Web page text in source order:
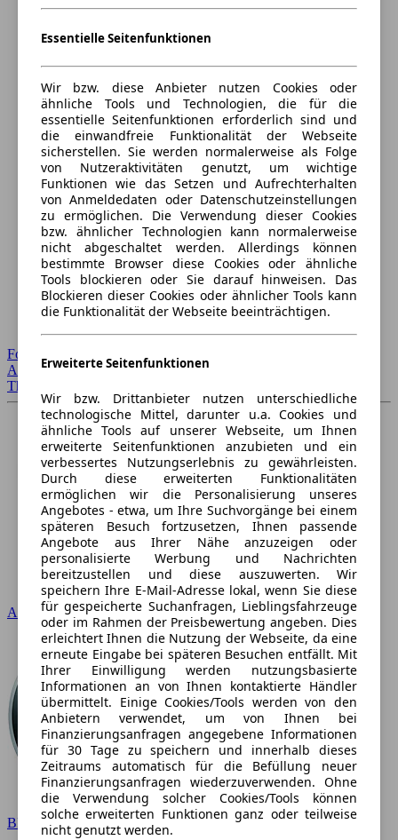
Forum Startseite
Alle Auto-Foren
Themen-Forum
Audi
BMW
Essentielle Seitenfunktionen
Wir bzw. diese Anbieter nutzen Cookies oder
ähnliche Tools und Technologien, die für die
essentielle Seitenfunktionen erforderlich sind und
die einwandfreie Funktionalität der Webseite
sicherstellen. Sie werden normalerweise als Folge
von Nutzeraktivitäten genutzt, um wichtige
Funktionen wie das Setzen und Aufrechterhalten
von Anmeldedaten oder Datenschutzeinstellungen
zu ermöglichen. Die Verwendung dieser Cookies
bzw. ähnlicher Technologien kann normalerweise
nicht abgeschaltet werden. Allerdings können
bestimmte Browser diese Cookies oder ähnliche
Tools blockieren oder Sie darauf hinweisen. Das
Blockieren dieser Cookies oder ähnlicher Tools kann
die Funktionalität der Webseite beeinträchtigen.
Erweiterte Seitenfunktionen
Wir bzw. Drittanbieter nutzen unterschiedliche
technologische Mittel, darunter u.a. Cookies und
ähnliche Tools auf unserer Webseite, um Ihnen
erweiterte Seitenfunktionen anzubieten und ein
verbessertes Nutzungserlebnis zu gewährleisten.
Durch diese erweiterten Funktionalitäten
ermöglichen wir die Personalisierung unseres
Angebotes - etwa, um Ihre Suchvorgänge bei einem
späteren Besuch fortzusetzen, Ihnen passende
Angebote aus Ihrer Nähe anzuzeigen oder
personalisierte Werbung und Nachrichten
bereitzustellen und diese auszuwerten. Wir
speichern Ihre E-Mail-Adresse lokal, wenn Sie diese
für gespeicherte Suchanfragen, Lieblingsfahrzeuge
oder im Rahmen der Preisbewertung angeben. Dies
erleichtert Ihnen die Nutzung der Webseite, da eine
erneute Eingabe bei späteren Besuchen entfällt. Mit
Ihrer Einwilligung werden nutzungsbasierte
Informationen an von Ihnen kontaktierte Händler
übermittelt. Einige Cookies/Tools werden von den
Anbietern verwendet, um von Ihnen bei
Finanzierungsanfragen angegebene Informationen
für 30 Tage zu speichern und innerhalb dieses
Zeitraums automatisch für die Befüllung neuer
Finanzierungsanfragen wiederzuverwenden. Ohne
die Verwendung solcher Cookies/Tools können
solche erweiterten Funktionen ganz oder teilweise
nicht genutzt werden.